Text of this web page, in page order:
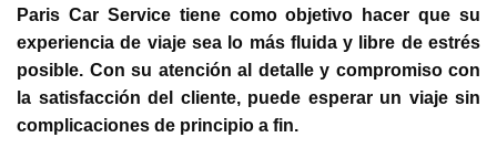
Paris Car Service tiene como objetivo hacer que su
experiencia de viaje sea lo más fluida y libre de estrés
posible. Con su atención al detalle y compromiso con
la satisfacción del cliente, puede esperar un viaje sin
complicaciones de principio a fin.